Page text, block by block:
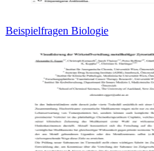
Beispielfragen Biologie